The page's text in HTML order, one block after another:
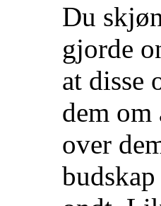
Du
gjorde
at disse
dem
over